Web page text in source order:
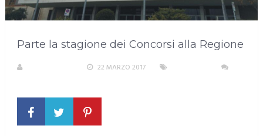
Parte la stagione dei Concorsi alla Regione
22 MARZO 2017